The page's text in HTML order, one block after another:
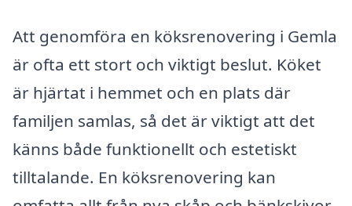
Att genomföra en köksrenovering i Gemla
är ofta ett stort och viktigt beslut. Köket
är hjärtat i hemmet och en plats där
familjen samlas, så det är viktigt att det
känns både funktionellt och estetiskt
tilltalande. En köksrenovering kan